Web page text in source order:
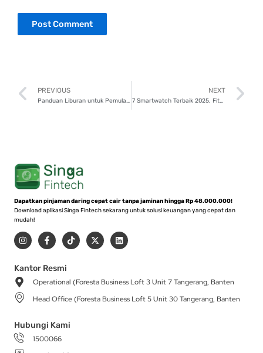
Prev
PREVIOUS
Panduan Liburan untuk Pemula, Yuk Mulai Petualangan di Raja Ampat!
NEXT
7 Smartwatch Terbaik 2025, Fitur Canggih dan Desain Stylish!
Dapatkan pinjaman daring cepat cair tanpa jaminan hingga Rp 48.000.000!
Download aplikasi Singa Fintech sekarang untuk solusi keuangan yang cepat dan
mudah!
I
n
s
a
g
r
a
m
F
a
c
b
o
-
T
i
k
X
-
t
t
r
L
i
n
i
Kantor Resmi
Operational (Foresta Business Loft 3 Unit 7 Tangerang, Banten
Head Office (Foresta Business Loft 5 Unit 30 Tangerang, Banten
Hubungi Kami
1500066